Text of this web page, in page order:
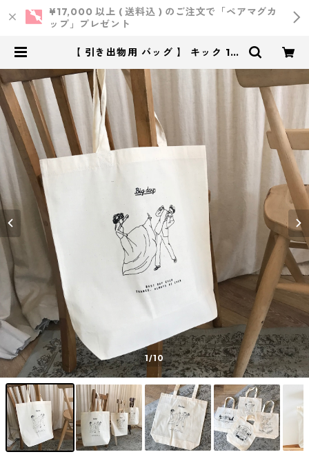
¥17,000 以上 ( 送料込 ) のご注文で「ペアマグカ
ップ」プレゼント
【 引き出物用 バッグ 】 キック 10
作所 ｜ ウェディング・結婚式・オ
リジナルアイテム
1/10